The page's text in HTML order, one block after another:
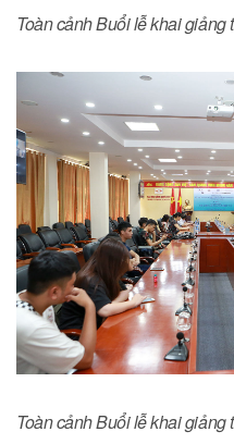
Toàn cảnh Buổi lễ khai
Toàn cảnh Buổi lễ khai